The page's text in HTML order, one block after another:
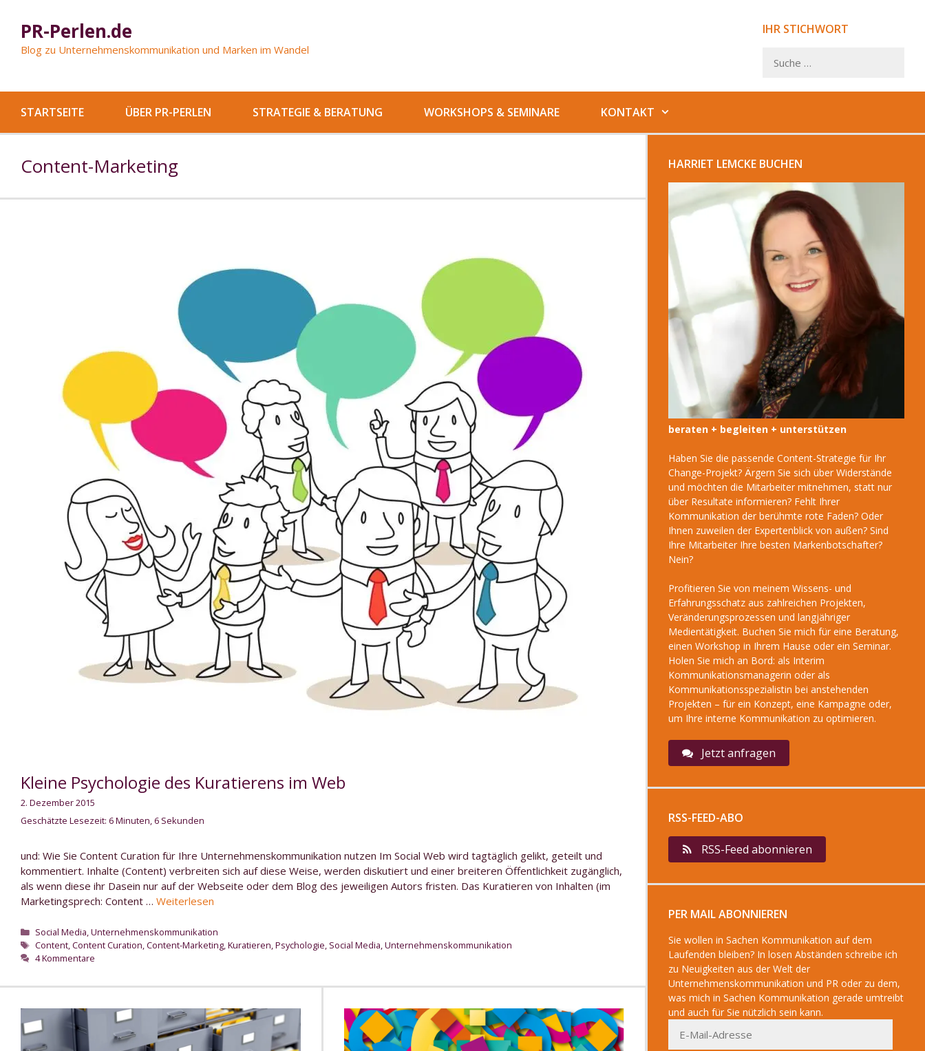
Inhalt
IHR STICHWORT
nach:
PR-Perlen.de
Blog zu Unternehmenskommunikation und Marken im Wandel
STARTSEITE ÜBER PR-PERLEN STRATEGIE & BERATUNG WORKSHOPS & SEMINARE KONTAKT
Content-Marketing
Kleine Psychologie des Kuratierens im Web
2. Dezember 2015
Geschätzte Lesezeit: 6 Minuten, 6 Sekunden
und: Wie Sie Content Curation für Ihre Unternehmenskommunikation nutzen Im Social Web wird tagtäglich gelikt, geteilt und
kommentiert. Inhalte (Content) verbreiten sich auf diese Weise, werden diskutiert und einer breiteren Öffentlichkeit zugänglich,
als wenn diese ihr Dasein nur auf der Webseite oder dem Blog des jeweiligen Autors fristen. Das Kuratieren von Inhalten (im
Marketingsprech: Content … Weiterlesen
Kategorien
Social Media,Unternehmenskommunikation
Schlagwörter
Content,Content Curation,Content-Marketing,Kuratieren,Psychologie, Social Media,Unternehmenskommunikation
4 Kommentare
HARRIET LEMCKE BUCHEN
beraten + begleiten + unterstützen
Haben Sie die passende Content-Strategie für Ihr
Change-Projekt? Ärgern Sie sich über Widerstände
und möchten die Mitarbeiter mitnehmen, statt nur
über Resultate informieren? Fehlt Ihrer
Kommunikation der berühmte rote Faden? Oder
Ihnen zuweilen der Expertenblick von außen? Sind
Ihre Mitarbeiter Ihre besten Markenbotschafter?
Nein?
Profitieren Sie von meinem Wissens- und
Erfahrungsschatz aus zahlreichen Projekten,
Veränderungsprozessen und langjähriger
Medientätigkeit. Buchen Sie mich für eine Beratung,
einen Workshop in Ihrem Hause oder ein Seminar.
Holen Sie mich an Bord: als Interim
Kommunikationsmanagerin oder als
Kommunikationsspezialistin bei anstehenden
Projekten – für ein Konzept, eine Kampagne oder,
um Ihre interne Kommunikation zu optimieren.
Jetzt anfragen
RSS-FEED-ABO
RSS-Feed abonnieren
PER MAIL ABONNIEREN
Sie wollen in Sachen Kommunikation auf dem
Laufenden bleiben? In losen Abständen schreibe ich
zu Neuigkeiten aus der Welt der
Unternehmenskommunikation und PR oder zu dem,
was mich in Sachen Kommunikation gerade umtreibt
und auch für Sie nützlich sein kann.
Mail-